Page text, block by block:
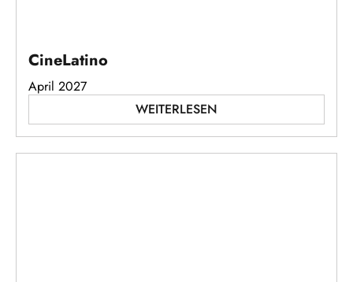
CineLatino
April 2027
WEITERLESEN